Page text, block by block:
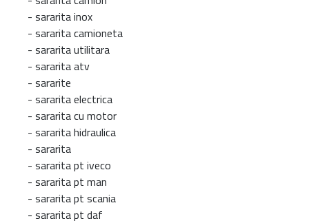
- sararita inox
- sararita camioneta
- sararita utilitara
- sararita atv
- sararite
- sararita electrica
- sararita cu motor
- sararita hidraulica
- sararita
- sararita pt iveco
- sararita pt man
- sararita pt scania
- sararita pt daf